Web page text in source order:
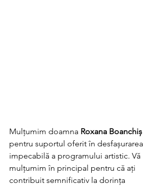
Mulțumim doamna Roxana Boanchiș
pentru suportul oferit în desfașurarea
impecabilă a programului artistic. Vă
mulțumim în principal pentru că ați
contribuit semnificativ la dorința